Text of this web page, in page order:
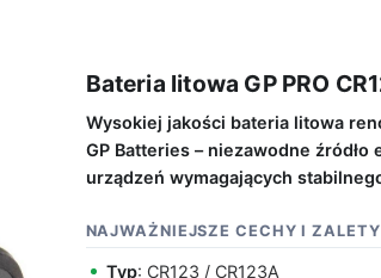
Bateria litowa GP PRO
Wysokiej jakości bateria litowa
GP Batteries – niezawodne źródło
urządzeń wymagających
NAJWAŻNIEJSZE CECHY I ZALETY
Typ: CR123 / CR123A